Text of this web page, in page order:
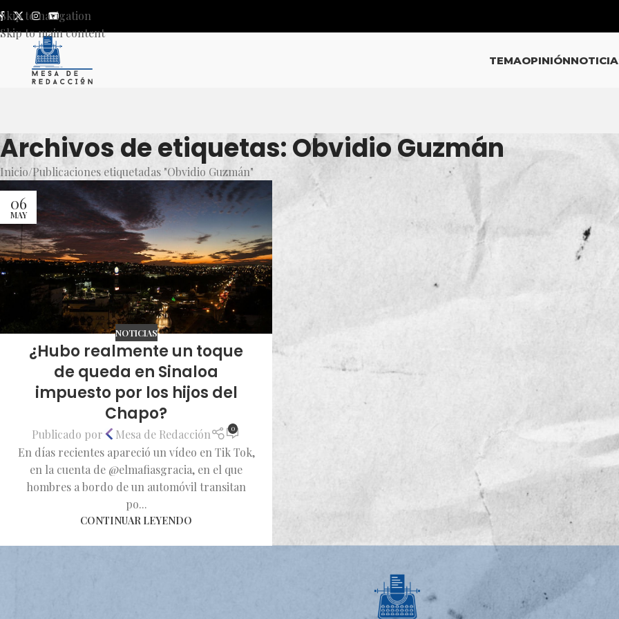
Skip to navigation
Skip to main content
TEMAOPINIÓN
Archivos de etiquetas: Obvidio Guzmán
Inicio Publicaciones etiquetadas "Obvidio Guzmán"
06
MAY
NOTICIAS
¿Hubo realmente un toque
de queda en Sinaloa
impuesto por los hijos del
Chapo?
Publicado por Mesa de Redacción 0
En días recientes apareció un vídeo en Tik Tok,
en la cuenta de @elmafiasgracia, en el que
hombres a bordo de un automóvil transitan
po...
CONTINUAR LEYENDO